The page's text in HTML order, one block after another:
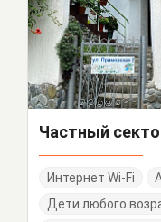
Интернет Wi-Fi
Дети любого